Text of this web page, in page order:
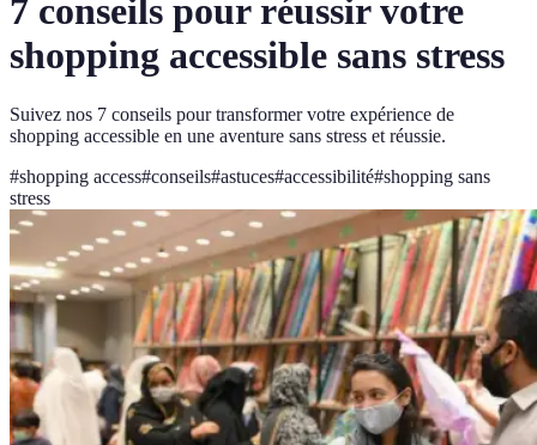
7 conseils pour réussir votre
shopping accessible sans stress
Suivez nos 7 conseils pour transformer votre expérience de
shopping accessible en une aventure sans stress et réussie.
#shopping access#conseils#astuces#accessibilité#shopping sans
stress